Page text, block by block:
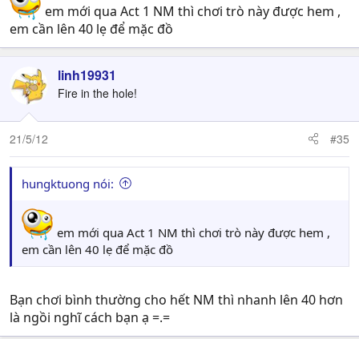
Tiếp đó mau chóng bay về base nói chuyện với
thanh niênLieutenant Lavail
phải rồi chui vàoThe Armoryrồi phi lênBastion's
Sau khi skip cắt cảnh bạn lại có tiếp 44800 exp
Nghe có vẻ dài dòng nhưng chắc cũng chỉ mất 2~3
phút
sẵn , đi đến cuối đường gặp 2 thanh niên đang cãi
nhau , kệ họ , ngồi đợi khoảng 10s 1 thằng sẽ chạy
mất . Nói chuyện với thanh niên còn lại và vào
Đến đây bạn sẽ phải clear 1 lũ bâu nhâu tầm 20
con 1 lúcnhưng với sức của bạn tầm lv 55 bạn đủ
em mới qua Act 1 NM thì chơi trò này được hem ,
em cần lên 40 lẹ để mặc đồ
linh19931
Fire in the hole!
21/5/12 #35
hungktuong nói:
em mới qua Act 1 NM thì chơi trò này được hem ,
em cần lên 40 lẹ để mặc đồ
Bạn chơi bình thường cho hết NM thì nhanh lên 40 hơn
là ngồi nghĩ cách bạn ạ =.=